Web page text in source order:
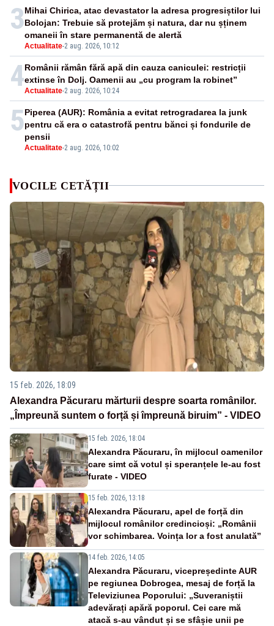
3
Actualitate-2 aug. 2026, 10:12
Mihai Chirica, atac devastator la adresa progresiștilor lui
Bolojan: Trebuie să protejăm și natura, dar nu șținem
omaneii în stare permanentă de alertă
4Actualitate-2 aug. 2026, 10:24
Românii rămân fără apă din cauza caniculei: restricții
extinse în Dolj. Oamenii au „cu program la robinet”
5
Actualitate-2 aug. 2026, 10:02
Piperea (AUR): România a evitat retrogradarea la junk
pentru că era o catastrofă pentru bănci și fondurile de
pensii
VOCILE CETĂȚII
15 feb. 2026, 18:09
Alexandra Păcuraru mărturii despre soarta românilor.
„Împreună suntem o forță și împreună biruim” - VIDEO
15 feb. 2026, 18:04
Alexandra Păcuraru, în mijlocul oamenilor
care simt că votul și speranțele le-au fost
furate - VIDEO
15 feb. 2026, 13:18
Alexandra Păcuraru, apel de forță din
mijlocul românilor credincioși: „Românii
vor schimbarea. Voința lor a fost anulată”
14 feb. 2026, 14:05
Alexandra Păcuraru, vicepreședinte AUR
pe regiunea Dobrogea, mesaj de forță la
Televiziunea Poporului: „Suveraniștii
adevărați apără poporul. Cei care mă
atacă s-au vândut și se sfâșie unii pe